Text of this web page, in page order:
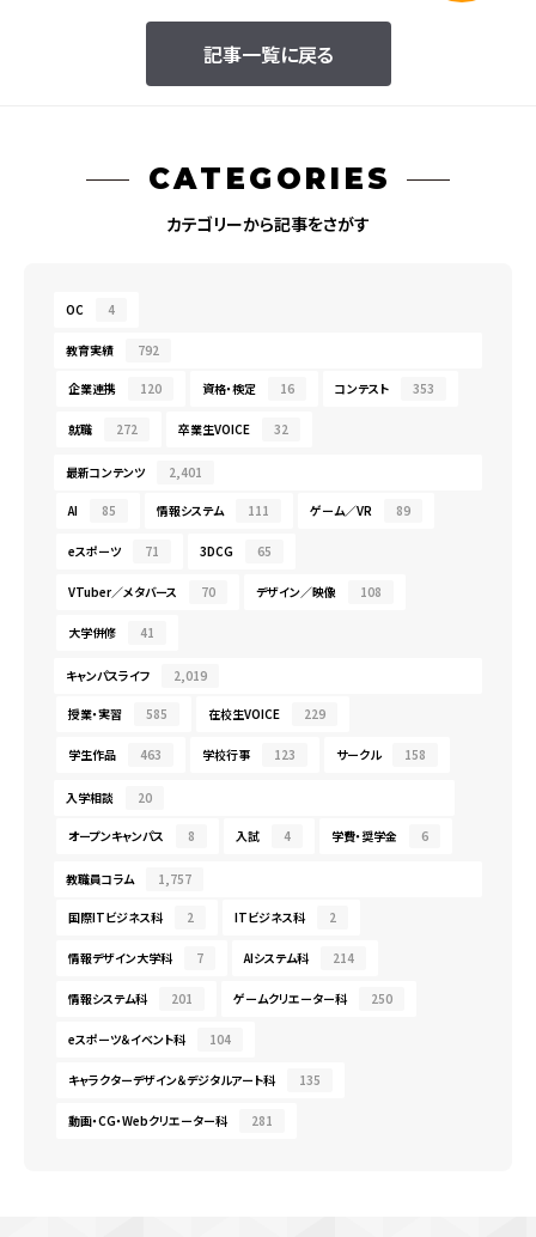
記事一覧に戻る
CATEGORIES
カテゴリーから記事をさがす
OC 4
教育実績 792
企業連携 120 資格・検定 16 コンテスト 353
就職 272 卒業生VOICE 32
最新コンテンツ 2,401
AI 85 情報システム 111 ゲーム／VR 89
eスポーツ 71 3DCG 65
VTuber／メタバース 70 デザイン／映像 108
大学併修 41
キャンパスライフ 2,019
授業・実習 585 在校生VOICE 229
学生作品 463 学校行事 123 サークル 158
入学相談 20
オープンキャンパス 8 入試 4 学費・奨学金 6
教職員コラム 1,757
国際ITビジネス科 2 ITビジネス科 2
情報デザイン大学科 7 AIシステム科 214
情報システム科 201 ゲームクリエーター科 250
eスポーツ＆イベント科 104
キャラクターデザイン＆デジタルアート科 135
動画・CG・Webクリエーター科 281